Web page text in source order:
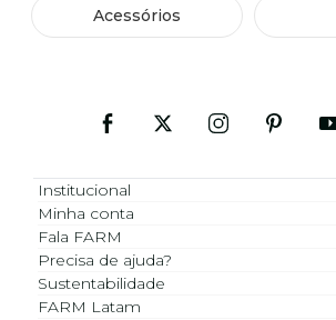
Acessórios
Institucional
Minha conta
Fala FARM
Precisa de ajuda?
Sustentabilidade
FARM Latam